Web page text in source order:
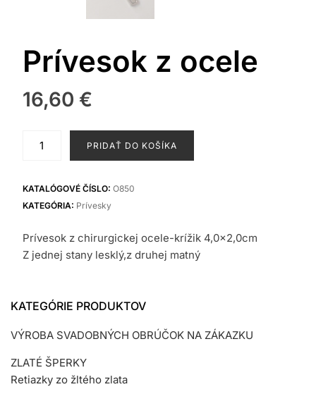
Prívesok z ocele
16,60 €
ocele
PRIDAŤ DO KOŠÍKA
KATALÓGOVÉ ČÍSLO: O850
KATEGÓRIA: Prívesky
Prívesok z chirurgickej ocele-krížik 4,0×2,0cm
Z jednej stany lesklý,z druhej matný
KATEGÓRIE PRODUKTOV
VÝROBA SVADOBNÝCH OBRÚČOK NA ZÁKAZKU
ZLATÉ ŠPERKY
Retiazky zo žltého zlata